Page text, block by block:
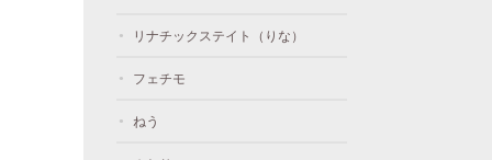
リナチックステイト（りな）
フェチモ
ねう